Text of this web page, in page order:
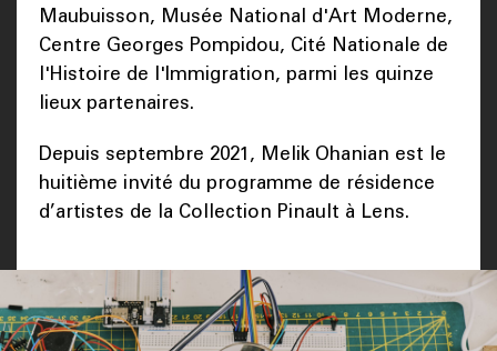
Maubuisson, Musée National d'Art Moderne,
Centre Georges Pompidou, Cité Nationale de
l'Histoire de l'Immigration, parmi les quinze
lieux partenaires.
Depuis septembre 2021, Melik Ohanian est le
huitième invité du programme de résidence
d’artistes de la Collection Pinault à Lens.